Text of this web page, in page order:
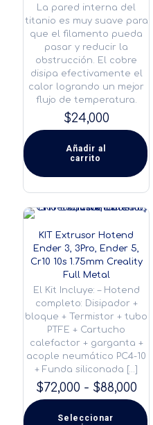
La pared interna del
titanio es muy suave para
que el filamento pueda
pasar y reducir la
obstrucción. El cobre
disipa efectivamente el
calor logrando un mejor
flujo de temperatura.
$24,000
Añadir al
carrito
KIT Extrusor Hotend
Ender 3, 3Pro, Ender 5,
Cr10 10s 1.75mm Creality
Full Metal
El Kit Incluye: – Hotend
completo: Disipador +
bloque + Termistor + tubo
PTFE + Cartucho
calefactor + garganta +
acople neumático PC4-10
+ Funda siliconada […]
$72,000 - $88,000
de
Seleccionar